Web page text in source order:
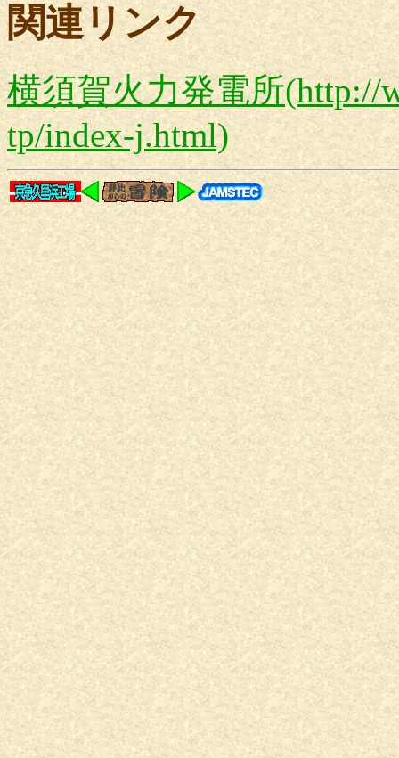
関連リンク
横須賀火力発電所(http://
tp/index-j.html)